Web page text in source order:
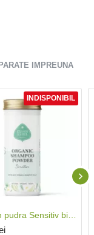
IMPREUNA
INDISPONIBIL